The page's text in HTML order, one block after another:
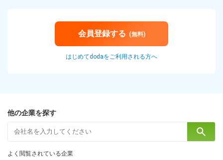
※ネットワークをはじめITに関する何かしらの経験・知識をお持ち
（京浜急行線「横須賀中央」駅より徒歩5分）
神奈川県横浜市西区高島1-2-5横濱ゲートタワー3階
会員登録する (無料)
はじめてdodaをご利用される方へ
他の企業を探す
よく閲覧されている企業